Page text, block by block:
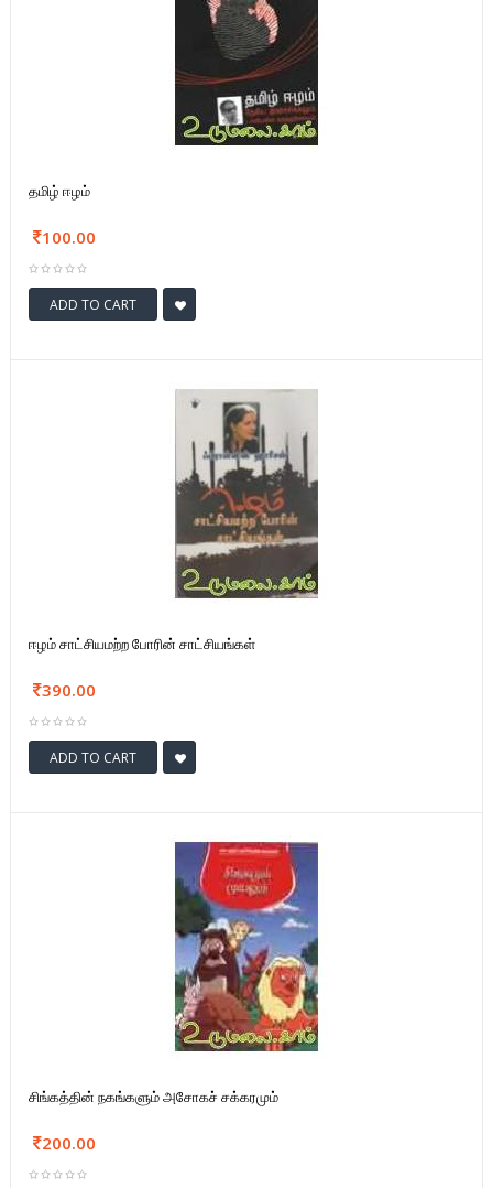
தமிழ் ஈழம்
100.00
ADD TO CART
ஈழம் சாட்சியமற்ற போரின் சாட்சியங்கள்
390.00
ADD TO CART
சிங்கத்தின் நகங்களும் அசோகச் சக்கரமும்
200.00